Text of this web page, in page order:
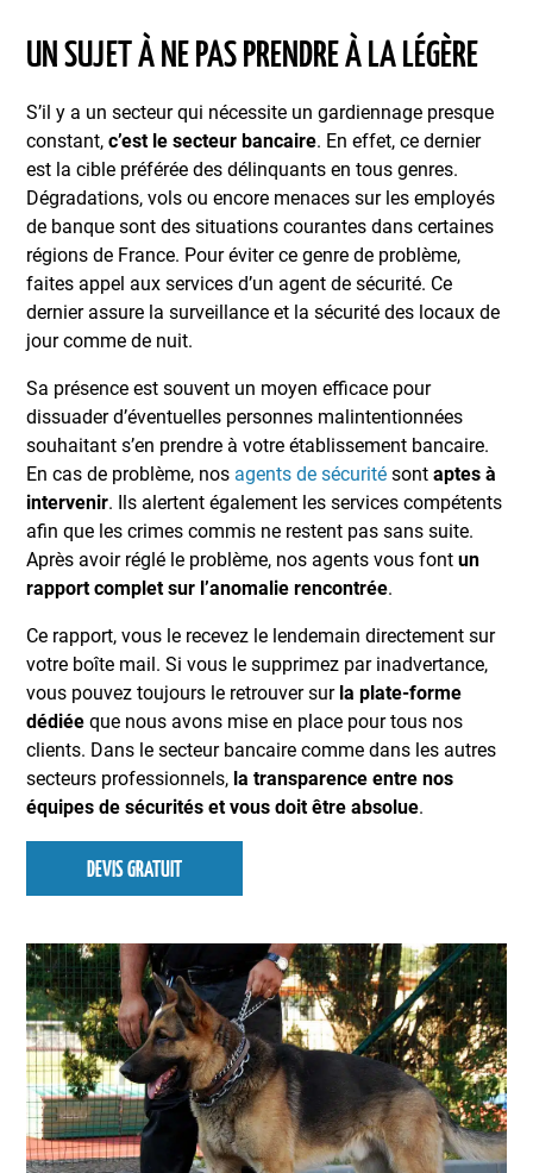
UN SUJET À NE PAS PRENDRE À LA LÉGÈRE
S’il y a un secteur qui nécessite un gardiennage presque
constant,c’est le secteur bancaire. En effet, ce dernier
est la cible préférée des délinquants en tous genres.
Dégradations, vols ou encore menaces sur les employés
de banque sont des situations courantes dans certaines
régions de France. Pour éviter ce genre de problème,
faites appel aux services d’un agent de sécurité. Ce
dernier assure la surveillance et la sécurité des locaux de
jour comme de nuit.
Sa présence est souvent un moyen efficace pour
dissuader d’éventuelles personnes malintentionnées
souhaitant s’en prendre à votre établissement bancaire.
En cas de problème, nos agents de sécurité sontaptes à
intervenir. Ils alertent également les services compétents
afin que les crimes commis ne restent pas sans suite.
Après avoir réglé le problème, nos agents vous fontun
rapport complet sur l’anomalie rencontrée.
Ce rapport, vous le recevez le lendemain directement sur
votre boîte mail. Si vous le supprimez par inadvertance,
vous pouvez toujours le retrouver sur la plate-forme
dédiée que nous avons mise en place pour tous nos
clients. Dans le secteur bancaire comme dans les autres
secteurs professionnels, la transparence entre nos
équipes de sécurités et vous doit être absolue.
DEVIS GRATUIT